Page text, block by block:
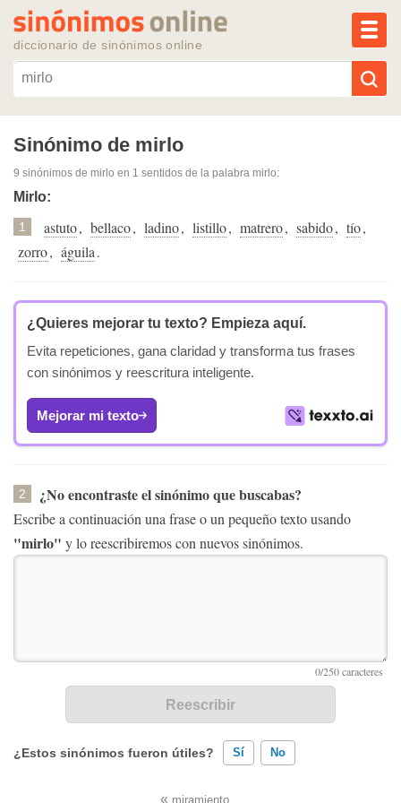
diccionario de sinónimos online
Reescribir texto con IA
Sinónimos populares
Temas populares
Sinónimo de mirlo
9 sinónimos de mirlo en 1 sentidos de la palabra mirlo:
Mirlo:
1 astuto, bellaco, ladino, listillo, matrero, sabido, tío,
zorro, águila.
¿Quieres mejorar tu texto? Empieza aquí.
Evita repeticiones, gana claridad y transforma tus frases
con sinónimos y reescritura inteligente.
Mejorar mi texto
2 ¿No encontraste el sinónimo que buscabas?
Escribe a continuación una frase o un pequeño texto usando
"mirlo" y lo reescribiremos con nuevos sinónimos.
¿Estos sinónimos fueron útiles? Sí No
« miramiento